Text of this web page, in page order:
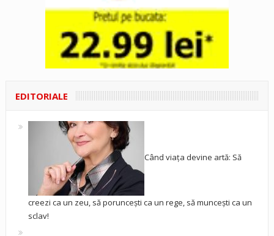
EDITORIALE
Când viața devine artă: Să
creezi ca un zeu, să poruncești ca un rege, să muncești ca un
sclav!